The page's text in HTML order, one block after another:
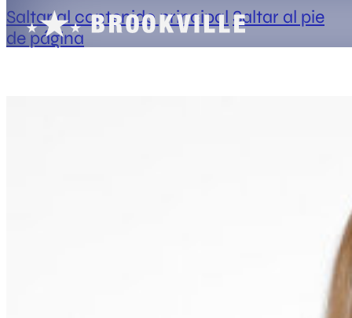
Saltar al contenido principal Saltar al pie
de página